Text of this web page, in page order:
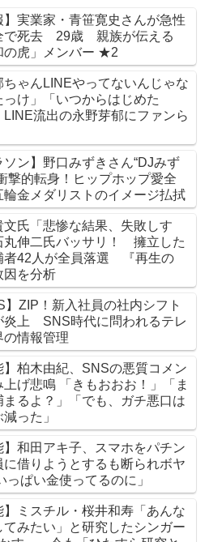
】実業家・青笹寛史さんが急性
で死去 29歳 親族が伝える
の虎」メンバー ★2
ちゃんLINEやってないんじゃな
っけ」「いつからはじめた
LINE流出の永野芽郁にファンら
ソン】野口みずきさん“DJみず
撃的転身！ヒップホップ愛全
輪金メダリストのイメージ払拭
文氏「悲惨な結果、失敗しす
丸伸二氏バッサリ！ 擁立した
者42人が全員落選 『再生の
因を分析
】ZIP！新入社員の社内シフト
炎上 SNS時代に問われるテレ
の情報管理
】柏木由紀、SNSの悪質コメン
「きもおおお！」「ま
まるよ？」「でも、ガチ悪口は
った」
】和田アキ子、スマホをパチン
に借りようとするも断られボヤ
っぱい金使ってるのに」
】ミスチル・桜井和寿「あんな
てみたい」と研究したシンガー